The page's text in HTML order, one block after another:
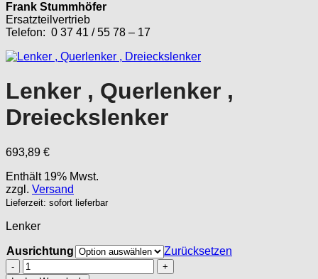
Frank Stummhöfer
Ersatzteilvertrieb
Telefon: 0 37 41 / 55 78 – 17
Lenker , Querlenker ,
Dreieckslenker
693,89 €
Enthält 19% Mwst.
zzgl. Versand
Lieferzeit: sofort lieferbar
Lenker
Ausrichtung
Zurücksetzen
Lenker